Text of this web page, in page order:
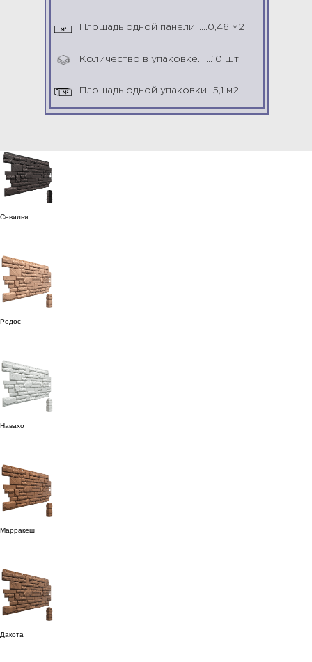
Площадь одной панели......0,46 м2
Площадь одной упаковки...5,1 м2
Количество в упаковке.......10 шт
Севилья
Родос
Навахо
Марракеш
Дакота